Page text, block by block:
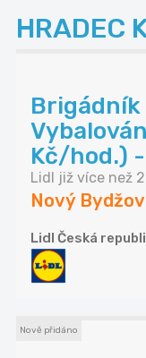
HRADEC
Kč/hod.)
Lidl již více než
Nový Bydžov
Lidl Česká
Nově přidáno